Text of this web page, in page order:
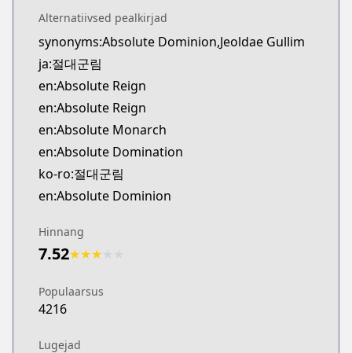
Official English
https://www.webtoons.com/en/action/absolute-
Alternatiivsed pealkirjad
synonyms:Absolute Dominion,Jeoldae Gullim
ja:절대군림
en:Absolute Reign
en:Absolute Reign
en:Absolute Monarch
en:Absolute Domination
ko-ro:절대군림
en:Absolute Dominion
Hinnang
7.52★★★
Populaarsus
4216
Lugejad